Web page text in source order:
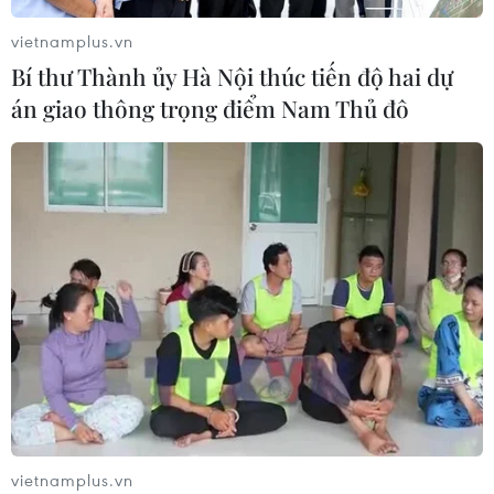
07/08/2026 03:04
Khẩn trương phân luồng giao thông
sau vụ sạt lở trên tuyến ĐT161 ở Lào
07/08/2026 02:37
Thời tiết ngày 7/8: Bắc Bộ và Bắc
Trung Bộ giảm mưa về đêm, cục bộ
có mưa to
06/08/2026 23:15
Xem thêm
vietnamplus.vn
Bí thư Thành ủy Hà Nội thúc tiến độ hai dự
án giao thông trọng điểm Nam Thủ đô
vietnamplus.vn